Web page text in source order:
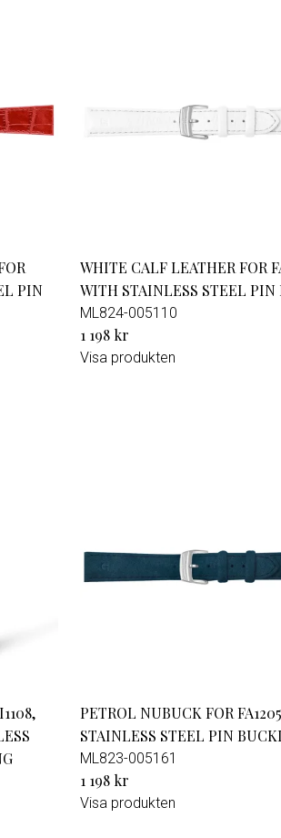
PIN
WHITE CALF LEATHER FOR
WITH STAINLESS STEEL PIN
ML824-005110
1 198 kr
Visa produkten
PETROL NUBUCK FOR
STAINLESS STEEL PIN
ML823-005161
1 198 kr
Visa produkten